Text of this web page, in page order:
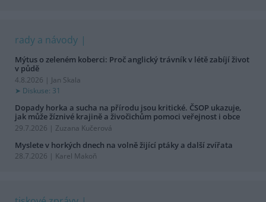
rady a návody
Mýtus o zeleném koberci: Proč anglický trávník v létě zabíjí život
v půdě
4.8.2026 | Jan Skala
Diskuse: 31
Dopady horka a sucha na přírodu jsou kritické. ČSOP ukazuje,
jak může žíznivé krajině a živočichům pomoci veřejnost i obce
29.7.2026 | Zuzana Kučerová
Myslete v horkých dnech na volně žijící ptáky a další zvířata
28.7.2026 | Karel Makoň